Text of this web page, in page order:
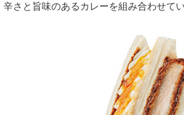
辛さと旨味のあるカレーを組み合わせてい